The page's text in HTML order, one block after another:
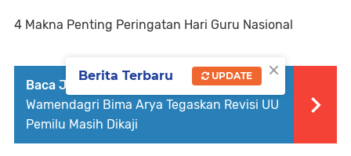
4 Makna Penting Peringatan Hari Guru Nasional
Baca Juga : Berikan Kuliah Umum di USU,
Wamendagri Bima Arya Tegaskan Revisi UU
Pemilu Masih Dikaji
×
Berita Terbaru UPDATE